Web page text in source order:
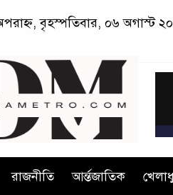
বৃহস্পতিবার, ০৬ অগাস্ট
রাজনীতি আর্ন্তজাতিক